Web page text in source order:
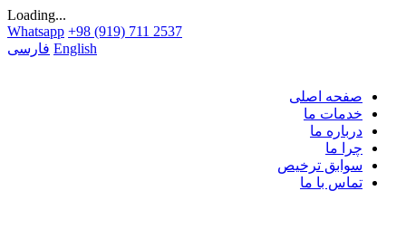
Loading...
Whatsapp +98 (919) 711 2537
فارسی English
صفحه اصلی
خدمات ما
درباره ما
چرا ما
سوابق ترخیص
تماس با ما